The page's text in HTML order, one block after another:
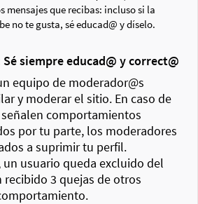
mensajes que recibas: incluso si la
no te gusta, sé educad@ y díselo.
siempre educad@ y correct@
equipo de moderador@s
y moderar el sitio. En caso de
comportamientos
por tu parte, los moderadores
a suprimir tu perfil.
usuario queda excluido del
3 quejas de otros